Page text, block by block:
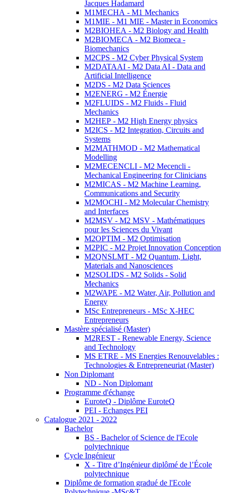
Jacques Hadamard
M1MECHA - M1 Mechanics
M1MIE - M1 MIE - Master in Economics
M2BIOHEA - M2 Biology and Health
M2BIOMECA - M2 Biomeca -
Biomechanics
M2CPS - M2 Cyber Physical System
M2DATAAI - M2 Data AI - Data and
Artificial Intelligence
M2DS - M2 Data Sciences
M2ENERG - M2 Énergie
M2FLUIDS - M2 Fluids - Fluid
Mechanics
M2HEP - M2 High Energy physics
M2ICS - M2 Integration, Circuits and
Systems
M2MATHMOD - M2 Mathematical
Modelling
M2MECENCLI - M2 Mecencli -
Mechanical Engineering for Clinicians
M2MICAS - M2 Machine Learning,
Communications and Security
M2MOCHI - M2 Molecular Chemistry
and Interfaces
M2MSV - M2 MSV - Mathématiques
pour les Sciences du Vivant
M2OPTIM - M2 Optimisation
M2PIC - M2 Projet Innovation Conception
M2QNSLMT - M2 Quantum, Light,
Materials and Nanosciences
M2SOLIDS - M2 Solids - Solid
Mechanics
M2WAPE - M2 Water, Air, Pollution and
Energy
MSc Entrepreneurs - MSc X-HEC
Entrepreneurs
Mastère spécialisé (Master)
M2REST - Renewable Energy, Science
and Technology
MS ETRE - MS Energies Renouvelables :
Technologies & Entrepreneuriat (Master)
Non Diplomant
ND - Non Diplomant
Programme d'échange
EuroteQ - Diplôme EuroteQ
PEI - Echanges PEI
Catalogue 2021 - 2022
Bachelor
BS - Bachelor of Science de l'Ecole
polytechnique
Cycle Ingénieur
X - Titre d’Ingénieur diplômé de l’École
polytechnique
Diplôme de formation gradué de l'Ecole